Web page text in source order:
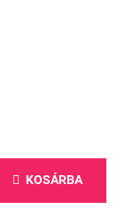
KOSÁRBA